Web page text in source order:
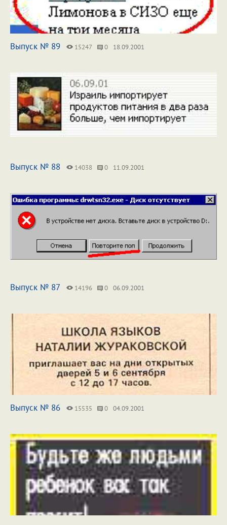
Выпуск № 89 15247 0 18.09.2001
Выпуск № 88 14038 0 11.09.2001
Выпуск № 87 14196 0 06.09.2001
Выпуск № 86 15535 0 04.09.2001